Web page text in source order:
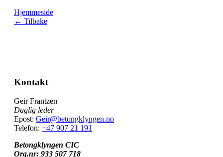
Hjemmeside
← Tilbake
Kontakt
Geir Frantzen
Daglig leder
Epost: Geir@betongklyngen.no
Telefon: +47 907 21 191
Betongklyngen CIC
Org.nr: 933 507 718